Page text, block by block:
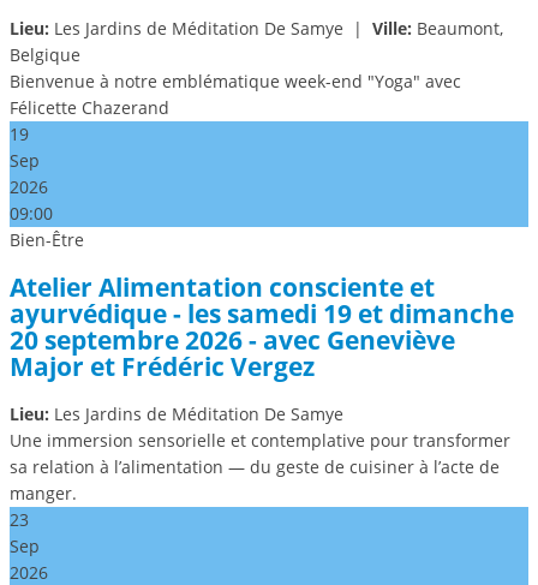
Lieu: Les Jardins de Méditation De Samye | Ville: Beaumont,
Belgique
Bienvenue à notre emblématique week-end "Yoga" avec
Félicette Chazerand
19
Sep
2026
09:00
Bien-Être
Atelier Alimentation consciente et
ayurvédique - les samedi 19 et dimanche
20 septembre 2026 - avec Geneviève
Major et Frédéric Vergez
Lieu: Les Jardins de Méditation De Samye
Une immersion sensorielle et contemplative pour transformer
sa relation à l’alimentation — du geste de cuisiner à l’acte de
manger.
23
Sep
2026